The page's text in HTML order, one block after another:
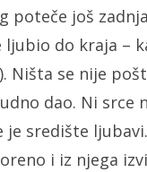
poteče još
ljubio do kraja –
Ništa se nije
dao. Ni srce
je središte
i iz njega